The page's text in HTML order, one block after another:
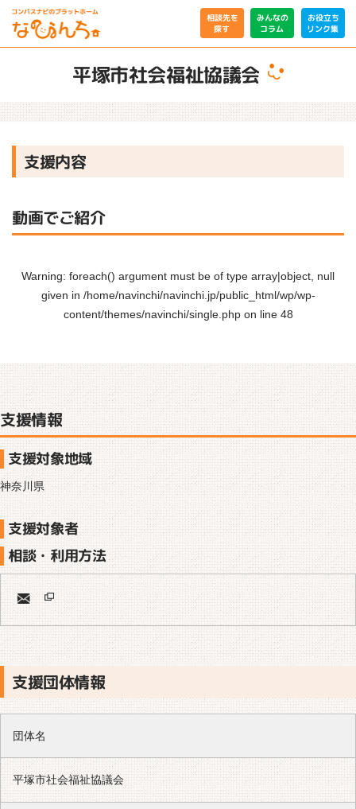
相談先を
探す
みんなの
コラム
お役立ち
リンク集
平塚市社会福祉協議会
支援内容
動画でご紹介
Warning: foreach() argument must be of type array|object, null
given in /home/navinchi/navinchi.jp/public_html/wp/wp-
content/themes/navinchi/single.phpon line 48
支援情報
支援対象地域
神奈川県
支援対象者
相談・利用方法
支援団体情報
団体名
平塚市社会福祉協議会